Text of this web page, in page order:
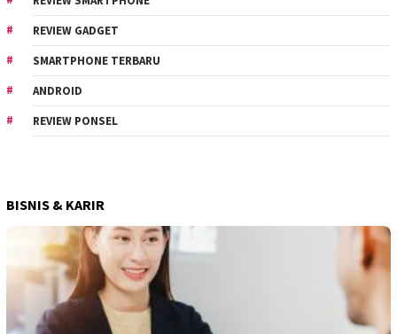
REVIEW GADGET
SMARTPHONE TERBARU
ANDROID
REVIEW PONSEL
BISNIS & KARIR